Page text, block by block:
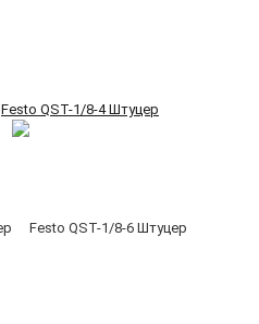
Festo QST-1/8-4 Штуцер